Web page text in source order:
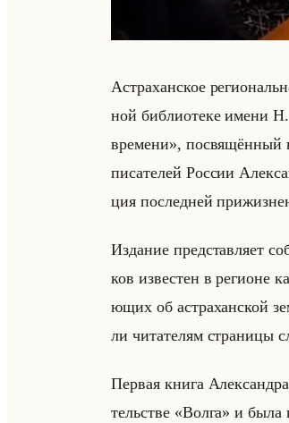
Аст­ра­хан­ское
ной биб­лио­те­ке имени
времени», по­свя­щён­ный
пи­са­те­лей Рос­сии
ция по­след­ней
Из­да­ние пред­став­ля­ет
ков из­ве­стен в ре­ги­оне
ющих об аст­ра­хан­ской
ли чи­та­те­лям стра­ни­цы
Пер­вая книга
тельстве «Волга» и